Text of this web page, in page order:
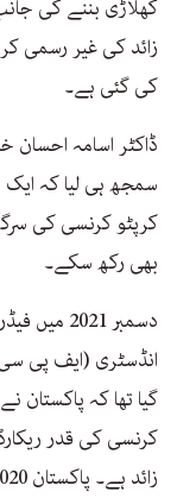
زائد کی غیر رسمی
کی گئی ہے۔
ڈاکٹر اسامہ احسان
سمجھ ہی لیا کہ ایک
کرپٹو کرنسی کی
بھی رکھ سکے۔
دسمبر
انڈسٹری (ایف پی
کرنسی کی قدر